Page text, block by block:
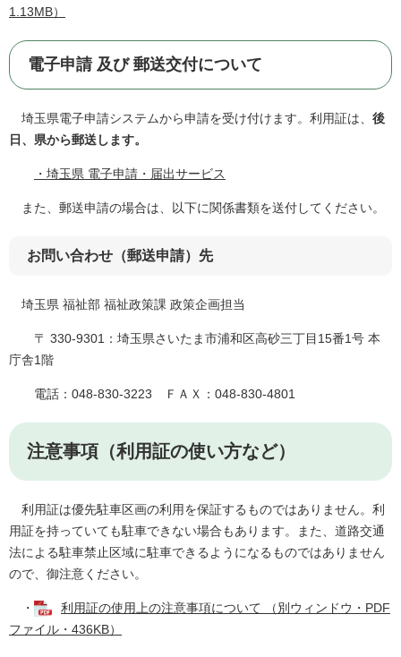
1.13MB）
電子申請 及び 郵送交付について
埼玉県電子申請システムから申請を受け付けます。利用証は、 後
日、県から郵送します。
・埼玉県 電子申請・届出サービス
また、郵送申請の場合は、以下に関係書類を送付してください。
お問い合わせ（郵送申請）先
埼玉県 福祉部 福祉政策課 政策企画担当
〒 330-9301：埼玉県さいたま市浦和区高砂三丁目15番1号 本
庁舎1階
電話：048-830-3223 ＦＡＸ：048-830-4801
注意事項（利用証の使い方など）
利用証は優先駐車区画の利用を保証するものではありません。利
用証を持っていても駐車できない場合もあります。また、道路交通
法による駐車禁止区域に駐車できるようになるものではありません
ので、御注意ください。
・
利用証の使用上の注意事項について （別ウィンドウ・PDF
ファイル・436KB）